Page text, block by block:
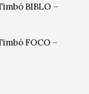
BIBLO –
FOCO –